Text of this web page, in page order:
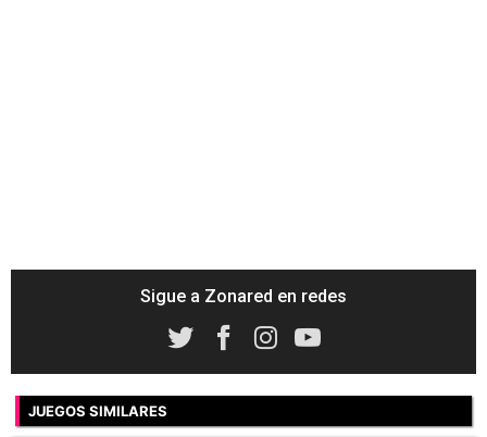
Sigue a Zonared en redes
JUEGOS SIMILARES